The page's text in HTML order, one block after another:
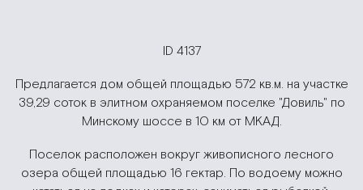
ID 4137
Предлагается дом общей площадью 572 кв.м. на участке
39,29 соток в элитном охраняемом поселке "Довиль" по
Минскому шоссе в 10 км от МКАД.
Поселок расположен вокруг живописного лесного
озера общей площадью 16 гектар. По водоему можно